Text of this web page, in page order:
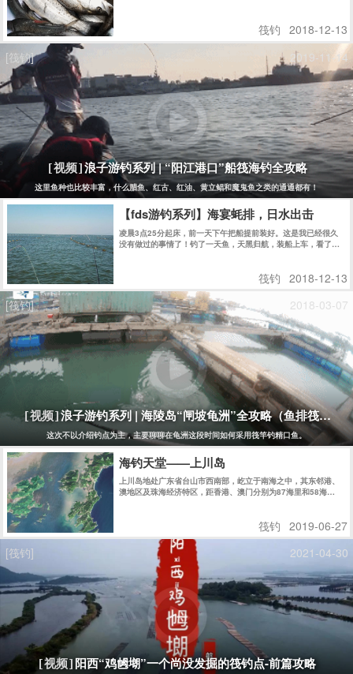
筏钓 2018-12-13
[筏钓]
2019-11-14
[视频]浪子游钓系列 | “阳江港口”船筏海钓全攻略
这里鱼种也比较丰富，什么腊鱼、红古、红油、黄立鲳和魔鬼鱼之类的通通都有！
【fds游钓系列】海宴蚝排，日水出击
凌晨3点25分起床，前一天下午把船提前装好。这是我已经很久
没有做过的事情了！钓了一天鱼，天黑归航，装船上车，看了一
筏钓 2018-12-13
[筏钓]
2018-03-07
[视频]浪子游钓系列 | 海陵岛“闸坡龟洲”全攻略（鱼排筏钓）
这次不以介绍钓点为主，主要聊聊在龟洲这段时间如何采用筏竿钓精口鱼。
海钓天堂——上川岛
上川岛地处广东省台山市西南部，屹立于南海之中，其东邻港、
澳地区及珠海经济特区，距香港、澳门分别为87海里和58海
筏钓 2019-06-27
[筏钓]
2021-04-30
[视频] 阳西“鸡乸㙟”一个尚没发掘的筏钓点-前篇攻略